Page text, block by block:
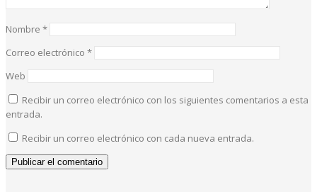
Nombre *
Correo electrónico *
Web
Recibir un correo electrónico con los siguientes comentarios a esta
entrada.
Recibir un correo electrónico con cada nueva entrada.